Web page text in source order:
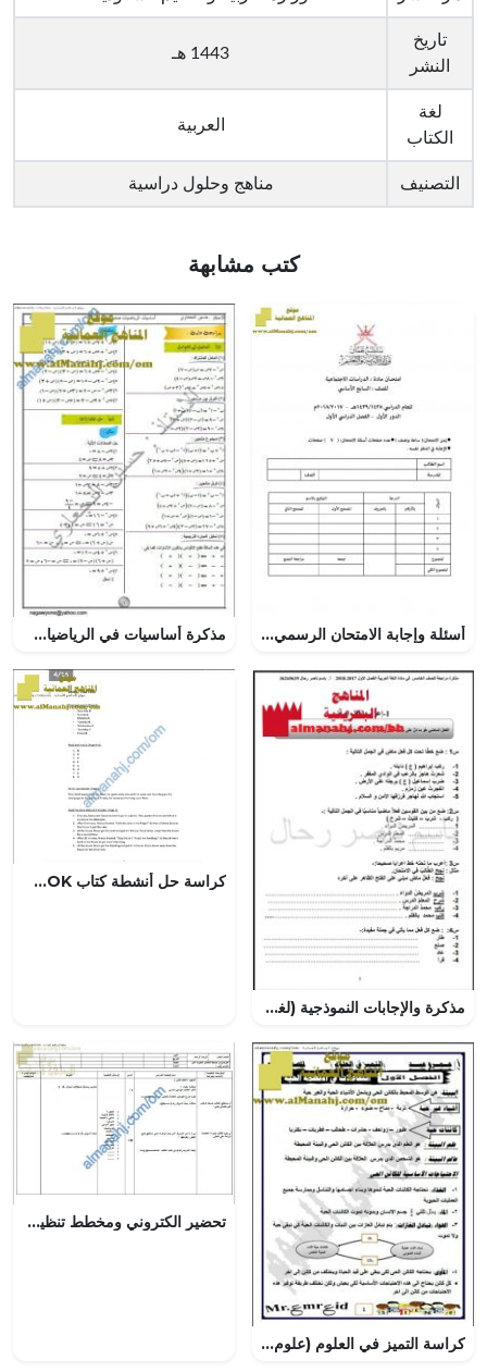
تاريخ
النشر
1443 هـ
لغة
الكتاب
العربية
التصنيف مناهج وحلول دراسية
كتب مشابهة
أسئلة وإجابة الامتحان الرسمي للفصل الدراسي الأول الدور الأول والثاني (اجتماعيات) السابع مذكرة أساسيات في الرياضيات (رياضيات بحتة) الثاني عشر
مذكرة والإجابات النموذجية (لغة عربية) الخامس
كراسة حل أنشطة كتاب CLASS BOOK (لغة انجليزية) الرابع
كراسة التميز في العلوم (علوم) السابع
تحضير الكتروني ومخطط تنظيم دروس الوحدة الرابعة (رياضيات) العاشر